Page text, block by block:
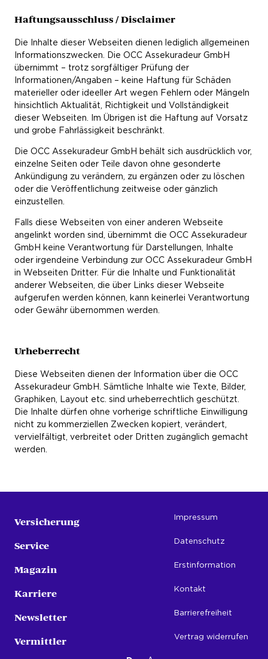
Haftungsausschluss / Disclaimer
Die Inhalte dieser Webseiten dienen lediglich allgemeinen
Informationszwecken. Die OCC Assekuradeur GmbH
übernimmt – trotz sorgfältiger Prüfung der
Informationen/Angaben – keine Haftung für Schäden
materieller oder ideeller Art wegen Fehlern oder Mängeln
hinsichtlich Aktualität, Richtigkeit und Vollständigkeit
dieser Webseiten. Im Übrigen ist die Haftung auf Vorsatz
und grobe Fahrlässigkeit beschränkt.
Die OCC Assekuradeur GmbH behält sich ausdrücklich vor,
einzelne Seiten oder Teile davon ohne gesonderte
Ankündigung zu verändern, zu ergänzen oder zu löschen
oder die Veröffentlichung zeitweise oder gänzlich
einzustellen.
Falls diese Webseiten von einer anderen Webseite
angelinkt worden sind, übernimmt die OCC Assekuradeur
GmbH keine Verantwortung für Darstellungen, Inhalte
oder irgendeine Verbindung zur OCC Assekuradeur GmbH
in Webseiten Dritter. Für die Inhalte und Funktionalität
anderer Webseiten, die über Links dieser Webseite
aufgerufen werden können, kann keinerlei Verantwortung
oder Gewähr übernommen werden.
Urheberrecht
Diese Webseiten dienen der Information über die OCC
Assekuradeur GmbH. Sämtliche Inhalte wie Texte, Bilder,
Graphiken, Layout etc. sind urheberrechtlich geschützt.
Die Inhalte dürfen ohne vorherige schriftliche Einwilligung
nicht zu kommerziellen Zwecken kopiert, verändert,
vervielfältigt, verbreitet oder Dritten zugänglich gemacht
werden.
Versicherung
Service
Magazin
Karriere
Newsletter
Vermittler
Impressum
Datenschutz
Erstinformation
Kontakt
Barrierefreiheit
Vertrag widerrufen